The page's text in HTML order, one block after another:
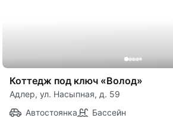
Коттедж под ключ «Волод»
Адлер, ул. Насыпная, д. 59
Автостоянка
Бассейн